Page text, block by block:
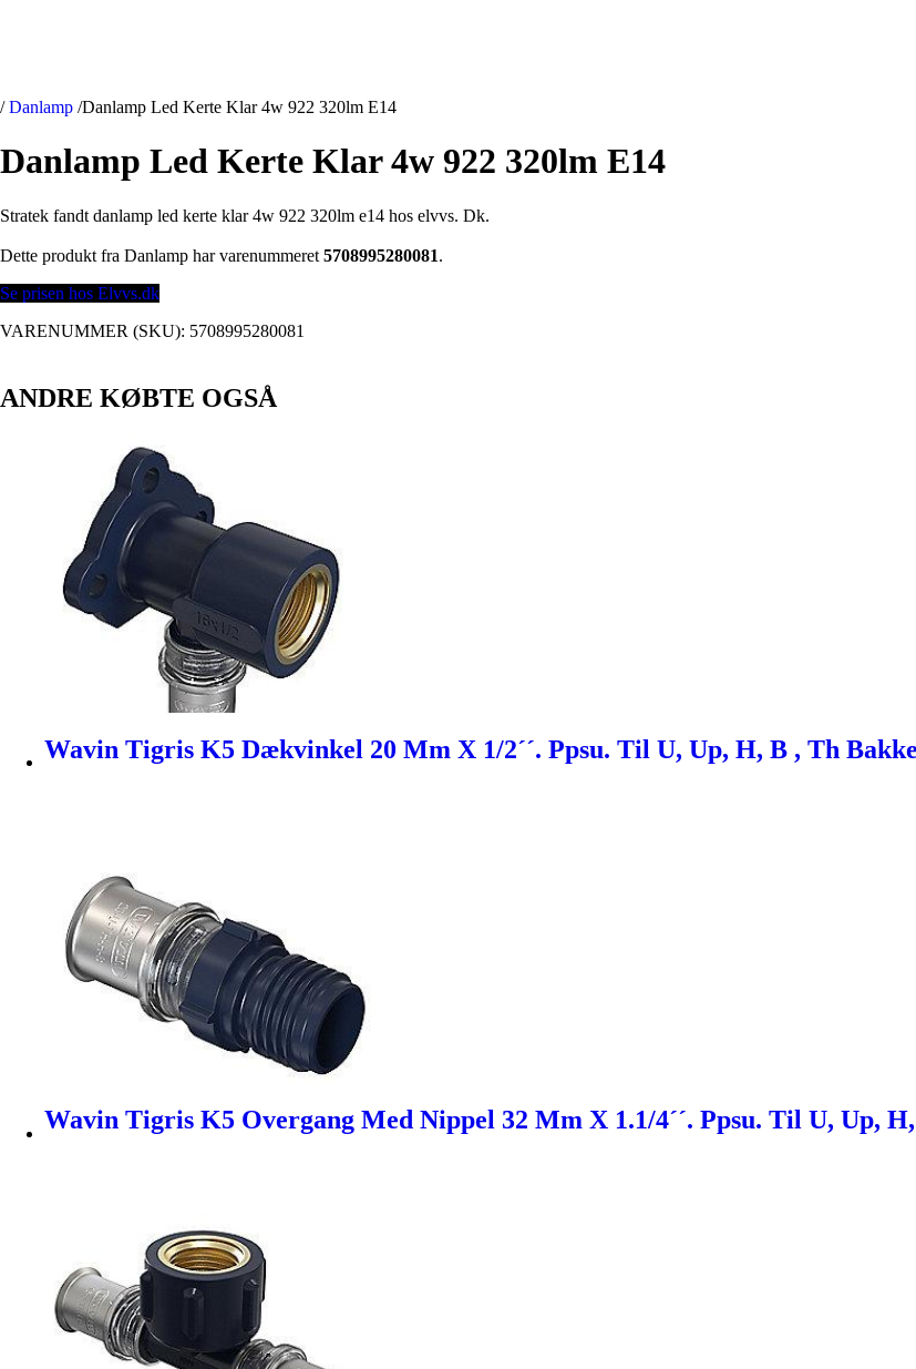
/ Danlamp /Danlamp Led Kerte Klar 4w 922 320lm E14
Danlamp Led Kerte Klar 4w 922 320lm E14
Stratek fandt danlamp led kerte klar 4w 922 320lm e14 hos elvvs. Dk.
Dette produkt fra Danlamp har varenummeret 5708995280081.
Se prisen hos Elvvs.dk
VARENUMMER (SKU): 5708995280081
ANDRE KØBTE OGSÅ
Wavin Tigris K5 Dækvinkel 20 Mm X 1/2´´. Ppsu. Til U, Up, H, B , Th
Wavin Tigris K5 Overgang Med Nippel 32 Mm X 1.1/4´´. Ppsu. Til U, Up,